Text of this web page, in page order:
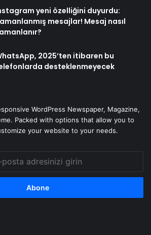
yeni özelliğini duyurdu:
mesajlar! Mesaj nasıl
2025’ten itibaren bu
desteklenmeyecek
WordPress Newspaper, Magazine,
Packed with options that allow you to
your website to your needs.